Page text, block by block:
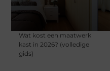
Wat kost een maatwerk
kast in 2026? (volledige
gids)